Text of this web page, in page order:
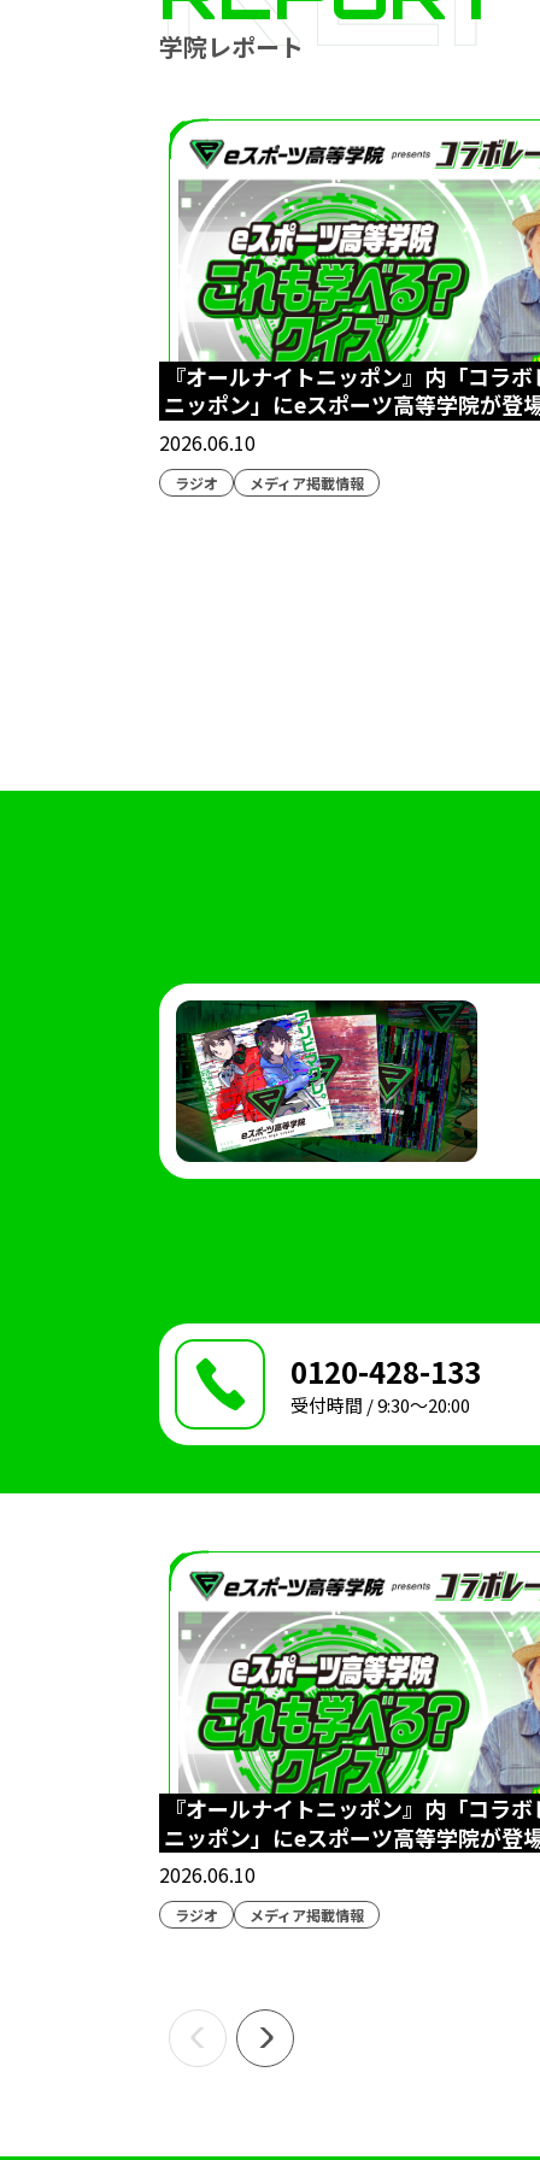
学院レポート
『オールナイトニッポン』内「コラボ
ニッポン」にeスポーツ高等学院が登
2026.06.10
ラジオ メディア掲載情報
0120-428-133
受付時間 / 9:30〜20:00
『オールナイトニッポン』内「コラボ
ニッポン」にeスポーツ高等学院が登
2026.06.10
ラジオ メディア掲載情報